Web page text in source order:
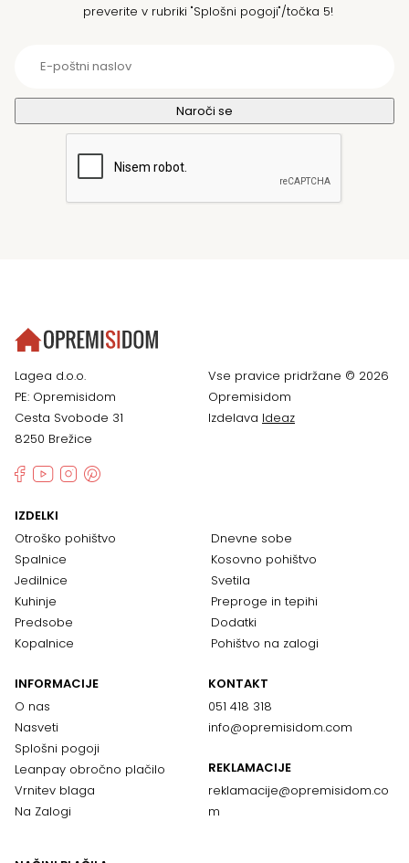
preverite v rubriki "Splošni pogoji"/točka 5!
Lagea d.o.o.
PE: Opremisidom
Cesta Svobode 31
8250 Brežice
Vse pravice pridržane © 2026
Opremisidom
Izdelava Ideaz
IZDELKI
Otroško pohištvo
Spalnice
Jedilnice
Kuhinje
Predsobe
Kopalnice
Dnevne sobe
Kosovno pohištvo
Svetila
Preproge in tepihi
Dodatki
Pohištvo na zalogi
INFORMACIJE
O nas
Nasveti
Splošni pogoji
Leanpay obročno plačilo
Vrnitev blaga
Na Zalogi
KONTAKT
051 418 318
info@opremisidom.com
REKLAMACIJE
reklamacije@opremisidom.co
m